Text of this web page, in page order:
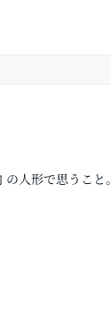
人形で思うこと。